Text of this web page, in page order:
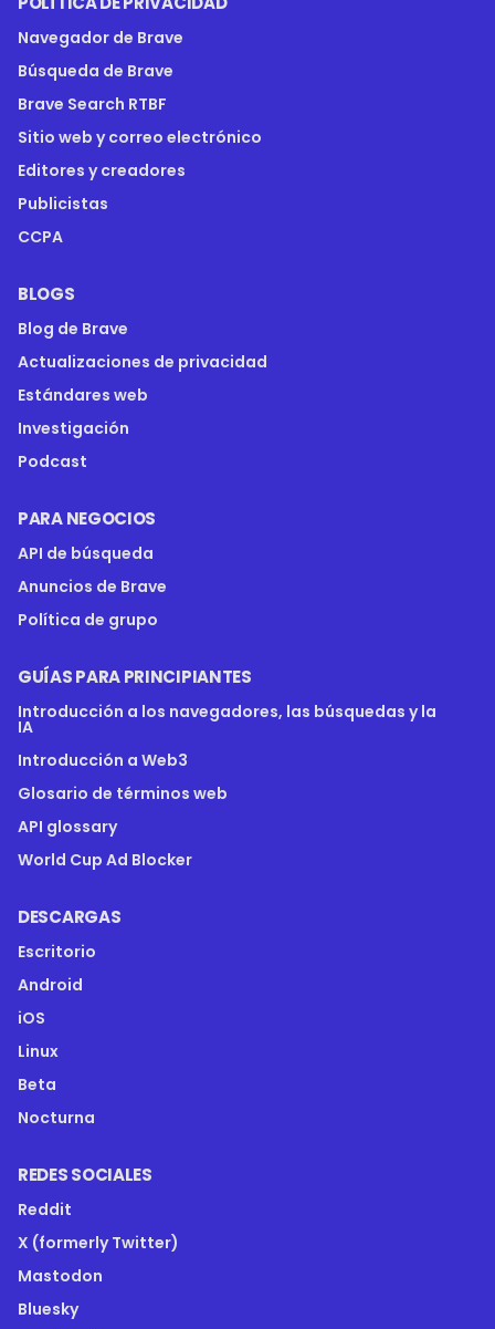
Navegador de Brave
Búsqueda de Brave
Brave Search RTBF
Sitio web y correo electrónico
Editores y creadores
Publicistas
CCPA
BLOGS
Blog de Brave
Actualizaciones de privacidad
Estándares web
Investigación
Podcast
PARA NEGOCIOS
API de búsqueda
Anuncios de Brave
Política de grupo
GUÍAS PARA PRINCIPIANTES
Introducción a los navegadores, las búsquedas y la
IA
Introducción a Web3
Glosario de términos web
API glossary
World Cup Ad Blocker
DESCARGAS
Escritorio
Android
iOS
Linux
Beta
Nocturna
REDES SOCIALES
Reddit
X (formerly Twitter)
Mastodon
Bluesky